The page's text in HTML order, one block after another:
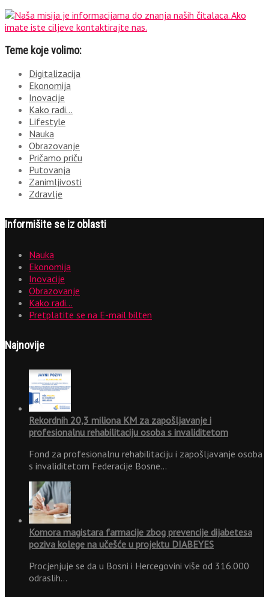
Teme koje volimo:
Digitalizacija
Ekonomija
Inovacije
Kako radi…
Lifestyle
Nauka
Obrazovanje
Pričamo priču
Putovanja
Zanimljivosti
Zdravlje
Informišite se iz oblasti
Nauka
Ekonomija
Inovacije
Obrazovanje
Kako radi…
Pretplatite se na E-mail bilten
Najnovije
Rekordnih 20,3 miliona KM za zapošljavanje i
profesionalnu rehabilitaciju osoba s invaliditetom
Fond za profesionalnu rehabilitaciju i zapošljavanje osoba
s invaliditetom Federacije Bosne…
Komora magistara farmacije zbog prevencije dijabetesa
poziva kolege na učešće u projektu DIABEYES
Procjenjuje se da u Bosni i Hercegovini više od 316.000
odraslih…